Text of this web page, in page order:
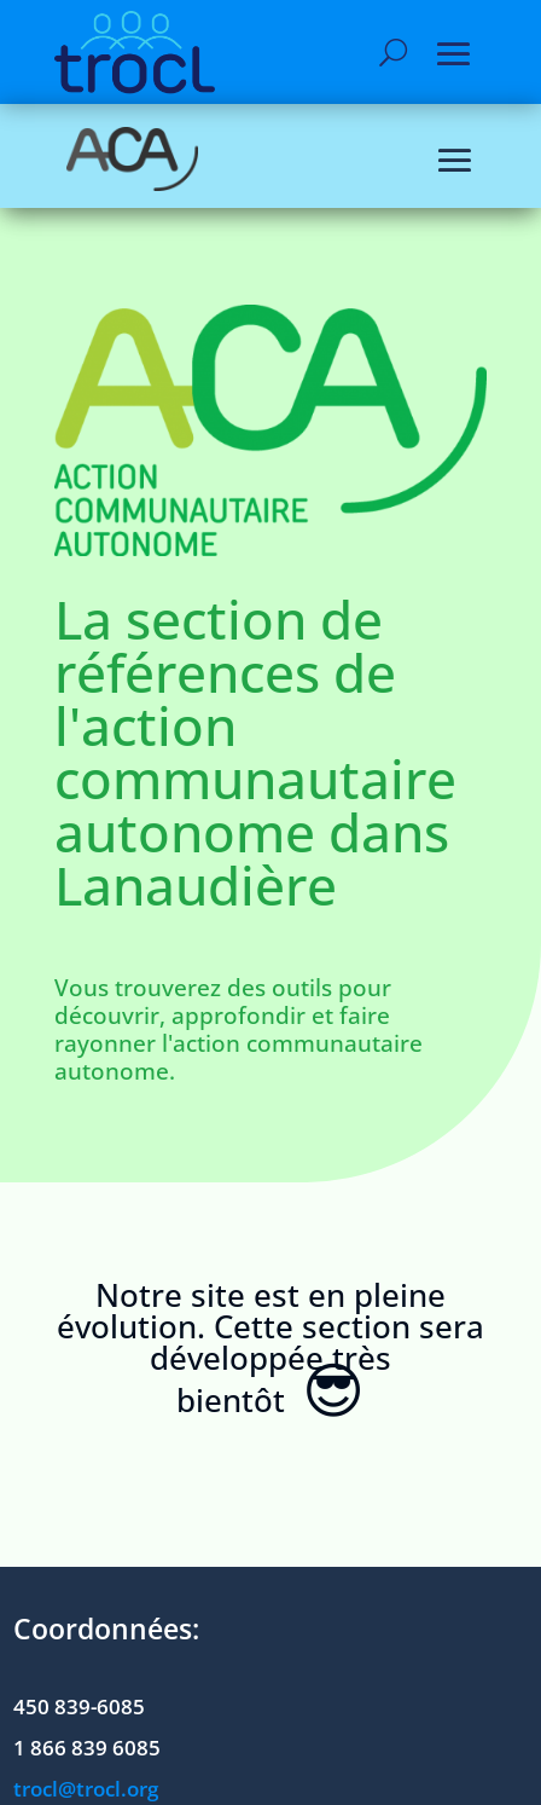
La section de
références de
l'action
communautaire
autonome dans
Lanaudière
Vous trouverez des outils pour
découvrir, approfondir et faire
rayonner l'action communautaire
autonome.
Notre site est en pleine
évolution. Cette section sera
développée très
bientôt 😎
Coordonnées:
450 839-6085
1 866 839 6085
trocl@trocl.org